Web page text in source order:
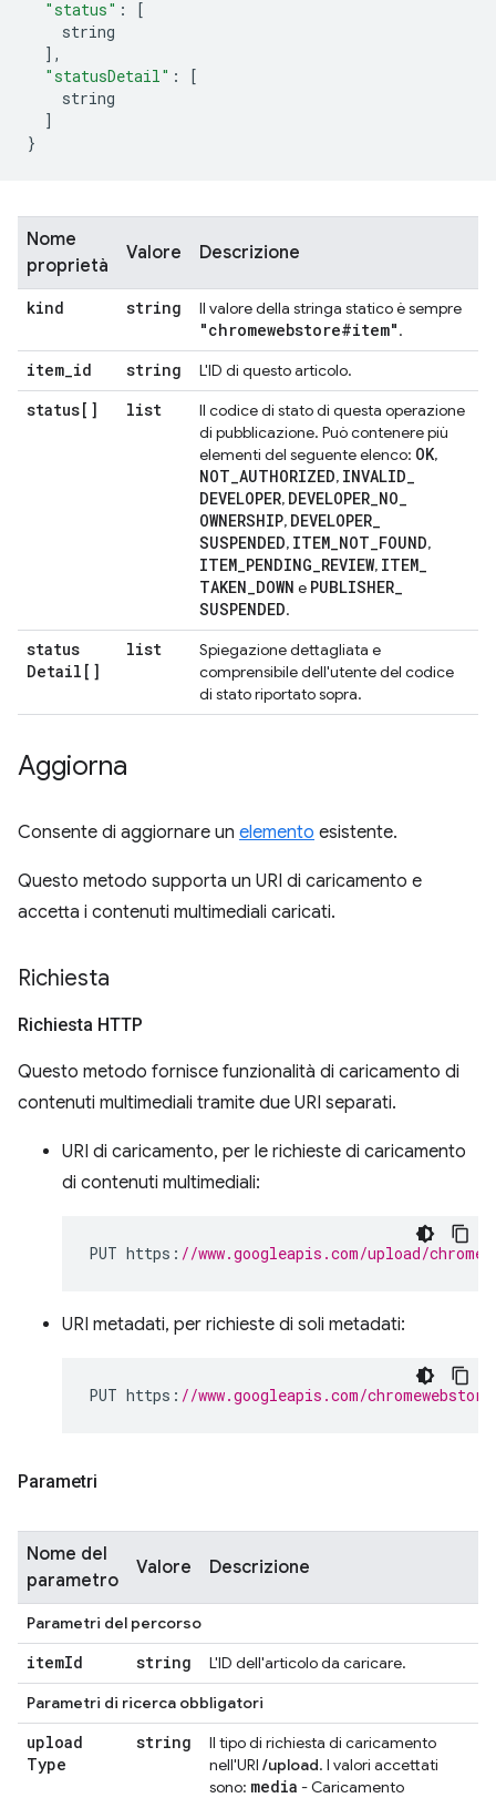
"status" :
[
string
],
"statusDetail" :
[
string
]
}
Nome
proprietà
Valore Descrizione
kind string Il valore della stringa statico è sempre
"chromewebstore#item".
item_id string L'ID di questo articolo.
status[] list
Il codice di stato di questa operazione
di pubblicazione. Può contenere più
elementi del seguente elenco: OK,
NOT_AUTHORIZED, INVALID_
DEVELOPER, DEVELOPER_NO_
OWNERSHIP, DEVELOPER_
SUSPENDED, ITEM_NOT_FOUND,
ITEM_PENDING_REVIEW, ITEM_
TAKEN_DOWN e PUBLISHER_
SUSPENDED.
status
Detail[]
list
Spiegazione dettagliata e
comprensibile dell'utente del codice
di stato riportato sopra.
Aggiorna
Consente di aggiornare un elemento esistente.
Questo metodo supporta un URI di caricamento e
accetta i contenuti multimediali caricati.
Richiesta
Richiesta HTTP
Questo metodo fornisce funzionalità di caricamento di
contenuti multimediali tramite due URI separati.
URI di caricamento, per le richieste di caricamento
di contenuti multimediali:
PUT https : //www.googleapis.com/upload/
URI metadati, per richieste di soli metadati:
PUT https : //www.googleapis.com/
Parametri
Nome del
parametro
Valore Descrizione
Parametri del percorso
itemId string
L'ID dell'articolo da caricare.
Parametri di ricerca obbligatori
upload
Type
string
Il tipo di richiesta di caricamento
nell'URI /upload. I valori accettati
sono: media - Caricamento